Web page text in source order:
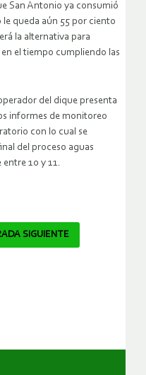
San Antonio ya consumió
queda aún 55 por ciento
la alternativa para
el tiempo cumpliendo las
del dique presenta
informes de monitoreo
con lo cual se
del proceso aguas
10 y 11.
SIGUIENTE